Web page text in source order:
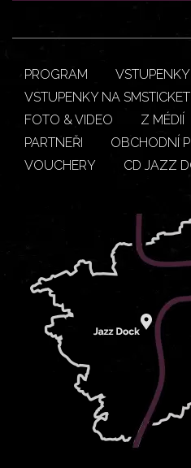
PROGRAM
VSTUPENKY
VSTUPENKY NA SMSTICKET
FOTO & VIDEO
Z MÉDIÍ
PARTNEŘI
OBCHODNÍ
VOUCHERY
CD JAZZ